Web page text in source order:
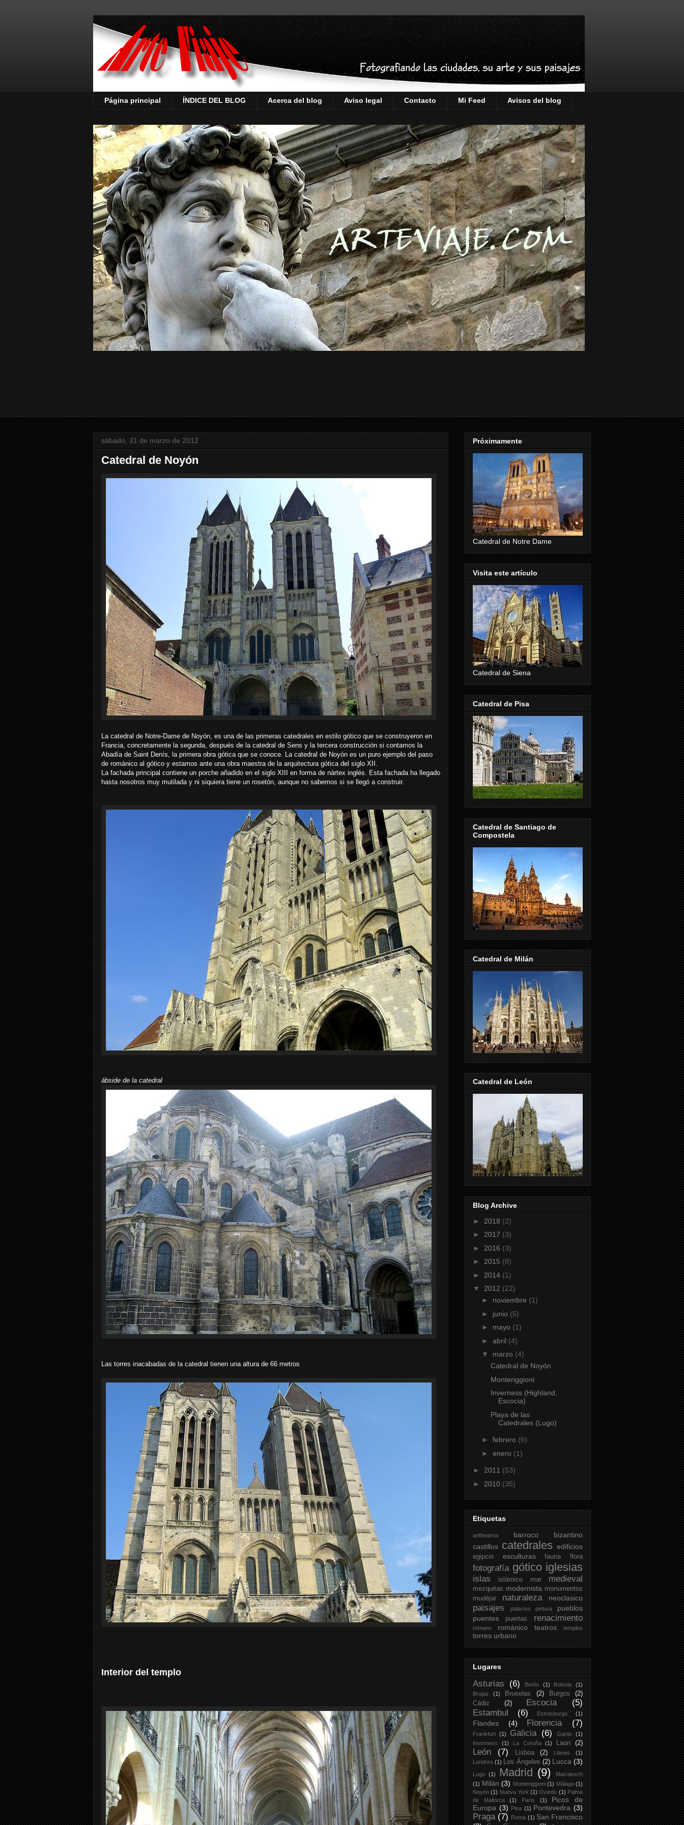
Página principal ÍNDICE DEL BLOG Acerca del blog Aviso legal Contacto Mi Feed Avisos del blog
sábado, 31 de marzo de 2012
Catedral de Noyón
La catedral de Notre-Dame de Noyón, es una de las primeras catedrales en estilo gótico que se construyeron en
Francia, concretamente la segunda, después de la catedral de Sens y la tercera construcción si contamos la
Abadía de Saint Denís, la primera obra gótica que se conoce. La catedral de Noyón es un puro ejemplo del paso
de románico al gótico y estamos ante una obra maestra de la arquitectura gótica del siglo XII.
La fachada principal contiene un porche añadido en el siglo XIII en forma de nártex inglés. Esta fachada ha llegado
hasta nosotros muy mutilada y ni siquiera tiene un rosetón, aunque no sabemos si se llegó a construir.
ábside de la catedral
Las torres inacabadas de la catedral tienen una altura de 66 metros
Interior del templo
Próximamente
Catedral de Notre Dame
Visita este artículo
Catedral de Siena
Catedral de Pisa
Catedral de Santiago de
Compostela
Catedral de Milán
Catedral de León
Blog Archive
► 2018 (2)
► 2017 (3)
► 2016 (3)
► 2015 (8)
► 2014 (1)
▼ 2012 (22)
► noviembre (1)
► junio (5)
► mayo (1)
► abril (4)
▼ marzo (4)
Catedral de Noyón
Monteriggioni
Inverness (Highland,
Escocia)
Playa de las
Catedrales (Lugo)
► febrero (6)
► enero (1)
► 2011 (53)
► 2010 (35)
Etiquetas
anfiteatros barroco
bizantino
castillos catedrales edificios
egipcio esculturas fauna flora
fotografía gótico iglesias
islas islámico mar medieval
mezquitas modernista monumentos
mudéjar
naturaleza neoclasico
paisajes palacios pintura
pueblos
puentes
puertas renacimiento
romano románico teatros templos
torres urbano
Lugares
Asturias (6) Berlín (1) Bolonia
(1)
Brujas
(1) Bruselas (2) Burgos
(2)
Cádiz
(2) Escocia
(5)
Estambul
(6) Estrasburgo (1)
Flandes (4) Florencia (7)
Frankfurt (1) Galicia (6) Gante
(1)
Inverness
(1) La Coruña (1) Laon (2)
León (7) Lisboa (2) Llanes
(1)
Londres (1) Los Ángeles (2) Lucca (3)
Lugo (1) Madrid (9)
Marrakech
(1) Milán (3) Monteriggioni (1) Málaga (1)
Noyón (1) Nueva York (1) Oviedo (1) Palma
de Mallorca
(1) París (1)
Picos de
Europa (3) Pisa (1) Pontevedra (3)
Praga (7) Roma (1) San Francisco